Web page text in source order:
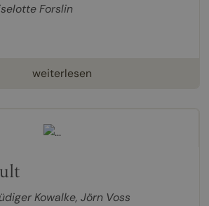
Forslin
weiterlesen
Kowalke, Jörn Voss